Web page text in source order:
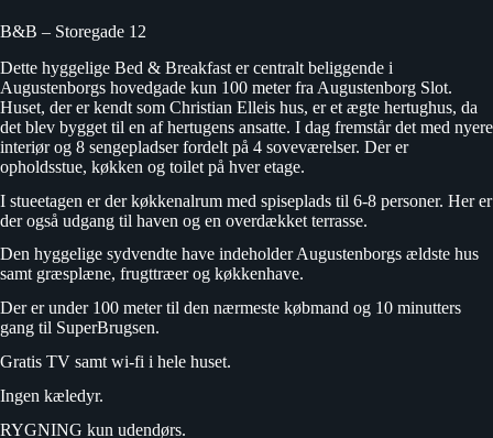
B&B – Storegade 12
Dette hyggelige Bed & Breakfast er centralt beliggende i
Augustenborgs hovedgade kun 100 meter fra Augustenborg Slot.
Huset, der er kendt som Christian Elleis hus, er et ægte hertughus, da
det blev bygget til en af hertugens ansatte. I dag fremstår det med nyere
interiør og 8 sengepladser fordelt på 4 soveværelser. Der er
opholdsstue, køkken og toilet på hver etage.
I stueetagen er der køkkenalrum med spiseplads til 6-8 personer. Her er
der også udgang til haven og en overdækket terrasse.
Den hyggelige sydvendte have indeholder Augustenborgs ældste hus
samt græsplæne, frugttræer og køkkenhave.
Der er under 100 meter til den nærmeste købmand og 10 minutters
gang til SuperBrugsen.
Gratis TV samt wi-fi i hele huset.
Ingen kæledyr.
RYGNING kun udendørs.